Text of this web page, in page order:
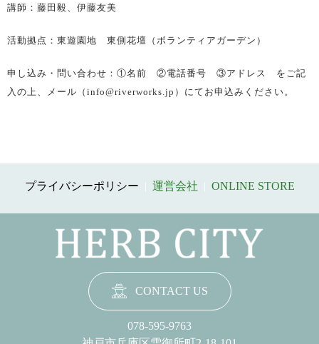
講師：藤田毅、伊藤友美
活動拠点：東遊園地 東側花壇（ボランティアガーデン）
申し込み・問い合わせ：①名前 ②電話番号 ③アドレス をご記
入の上、メール（info@riverworks.jp）にてお申込みください。
プライバシーポリシー 運営会社 ONLINE STORE
CONTACT US
078-595-9763